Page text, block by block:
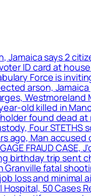
Jamaica says 2
ID card at
Force is
arson,
Westmoreland
old killed in
found dead
Four STETHS
ago, Man accused
FRAUD CASE,
birthday trip sent
Granville fatal
loss and minimal
50 Cases